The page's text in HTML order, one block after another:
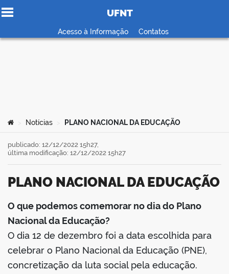
Ir para o conteúdo
UFNT
Acesso à Informação Contatos
Você está aqui:
Notícias PLANO NACIONAL DA EDUCAÇÃO
PLANO NACIONAL DA EDUCAÇÃO
publicado: 12/12/2022 15h27,
última modificação: 12/12/2022 15h27
O que podemos comemorar no dia do Plano
Nacional da Educação?
O dia 12 de dezembro foi a data escolhida para
celebrar o Plano Nacional da Educação (PNE),
concretização da luta social pela educação.